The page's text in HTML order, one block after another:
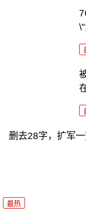
删去28字，扩军
最热